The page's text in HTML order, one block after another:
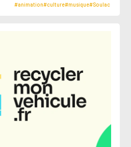
#animation#culture#musique#Soulac